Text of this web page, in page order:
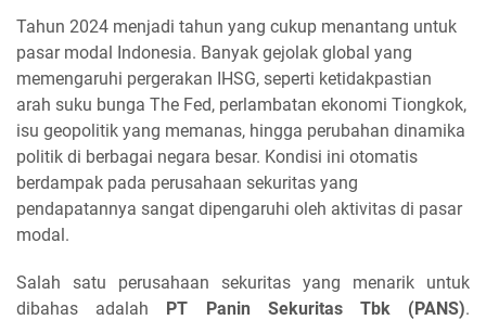
Tahun 2024 menjadi tahun yang cukup menantang untuk
pasar modal Indonesia. Banyak gejolak global yang
memengaruhi pergerakan IHSG, seperti ketidakpastian
arah suku bunga The Fed, perlambatan ekonomi Tiongkok,
isu geopolitik yang memanas, hingga perubahan dinamika
politik di berbagai negara besar. Kondisi ini otomatis
berdampak pada perusahaan sekuritas yang
pendapatannya sangat dipengaruhi oleh aktivitas di pasar
modal.
Salah satu perusahaan sekuritas yang menarik untuk
dibahas adalah PT Panin Sekuritas Tbk (PANS).